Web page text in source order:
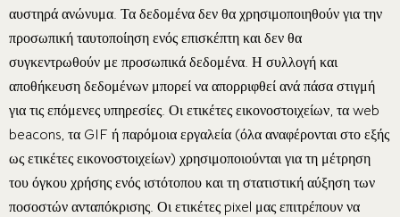
αυστηρά ανώνυμα. Τα δεδομένα δεν θα χρησιμοποιηθούν για την
προσωπική ταυτοποίηση ενός επισκέπτη και δεν θα
συγκεντρωθούν με προσωπικά δεδομένα. Η συλλογή και
αποθήκευση δεδομένων μπορεί να απορριφθεί ανά πάσα στιγμή
για τις επόμενες υπηρεσίες. Οι ετικέτες εικονοστοιχείων, τα web
beacons, τα GIF ή παρόμοια εργαλεία (όλα αναφέρονται στο εξής
ως ετικέτες εικονοστοιχείων) χρησιμοποιούνται για τη μέτρηση
του όγκου χρήσης ενός ιστότοπου και τη στατιστική αύξηση των
ποσοστών ανταπόκρισης. Οι ετικέτες pixel μας επιτρέπουν να